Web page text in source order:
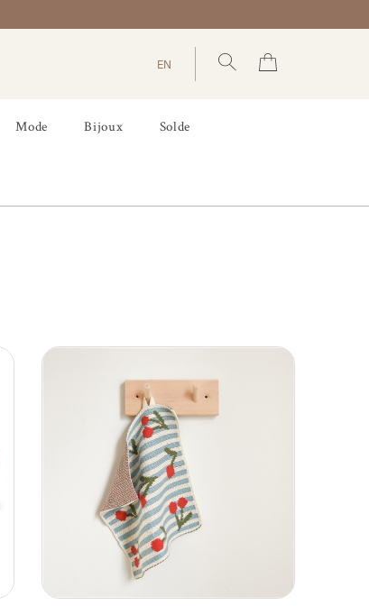
EN
Mode Bijoux Solde